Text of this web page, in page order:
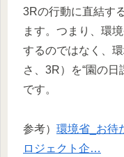
3Rの行動に直結す
ます。つまり、環
するのではなく、
さ、3R）を“園の
です。
参考） 環境省_お待
ロジェクト企…